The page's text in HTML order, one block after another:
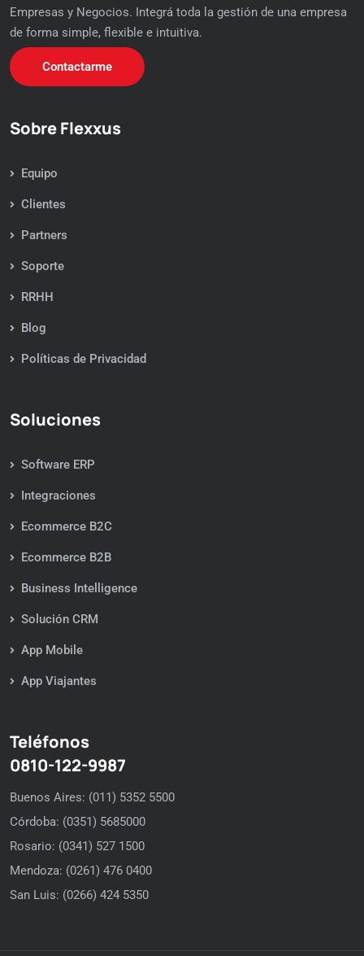
Empresas y Negocios. Integrá toda la gestión de una empresa
de forma simple, flexible e intuitiva.
Contactarme
Sobre Flexxus
Equipo
Clientes
Partners
Soporte
RRHH
Blog
Políticas de Privacidad
Soluciones
Software ERP
Integraciones
Ecommerce B2C
Ecommerce B2B
Business Intelligence
Solución CRM
App Mobile
App Viajantes
Teléfonos
0810-122-9987
Buenos Aires: (011) 5352 5500
Córdoba: (0351) 5685000
Rosario: (0341) 527 1500
Mendoza: (0261) 476 0400
San Luis: (0266) 424 5350